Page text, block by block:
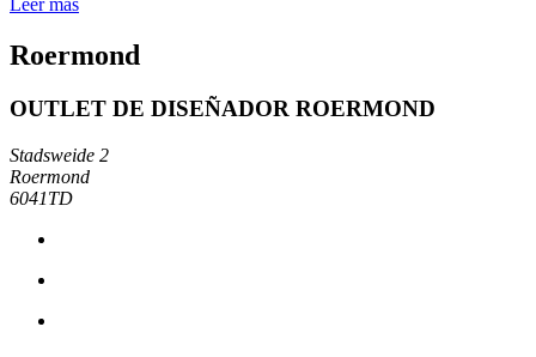
Leer más
Roermond
OUTLET DE DISEÑADOR ROERMOND
Stadsweide 2
Roermond
6041TD